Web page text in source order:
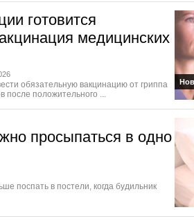
готовится
медицинских
обязательную вакцинацию от гриппа
после положительного ...
просыпаться в одно
поспать в постели, когда будильник